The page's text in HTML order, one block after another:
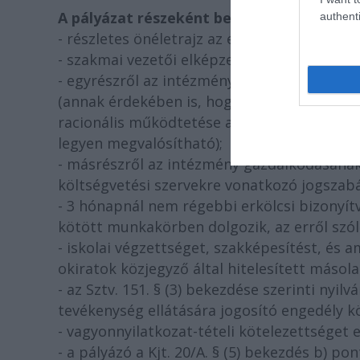
A pályázat részeként benyújtandó
- részletes önéletrajz az eddigi szakmai
- szakmai vezetői elképzelések
- egyrészről az intézmény gazdasági
(annak érdekében is, hogy a Veszprémi
racionális működtetése a legkisebb
legyen megvalósítható);
- másrészről az intézmény
költségvetési szervekre vonatkozó
- 3 hónapnál nem régebbi erkölcsi
kötött munkakörben dolgozik, az erről
- iskolai végzettséget, szakképesítést, és
okiratok közjegyző által hitelesített
- az Sztv. 151. § (3) bekezdése szerinti
tevékenység ellátására jogosító engedély
- vagyonnyilatkozat-tételi kötelezettséget
- a pályázó a Kjt. 20/A. § (5) bekezdés b)